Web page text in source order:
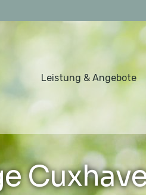
Leistung & Angebote